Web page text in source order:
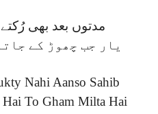
مدتوں بعد بھی
یار جب چھوڑ کے
Nahi Aanso Sahib
Hai To Gham Milta Hai